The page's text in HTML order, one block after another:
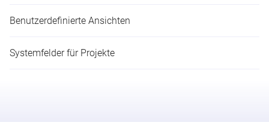
Benutzerdefinierte Ansichten
Systemfelder für Projekte